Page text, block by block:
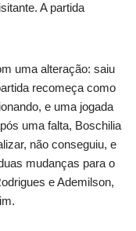
A partida
uma alteração: saiu
recomeça como
e uma jogada
uma falta, Boschilia
não conseguiu, e
mudanças para o
e Ademilson,